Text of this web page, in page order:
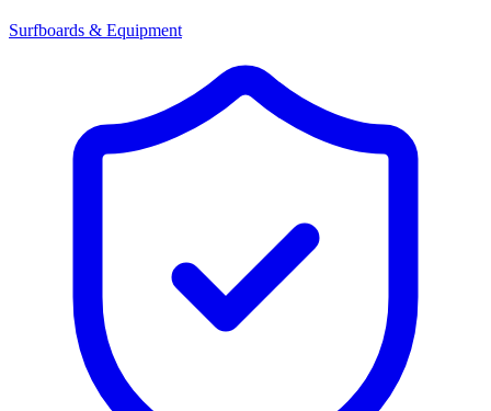
Surfboards & Equipment